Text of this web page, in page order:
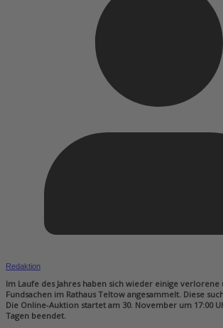
Redaktion
Im Laufe des Jahres haben sich wieder einige
Fundsachen im Rathaus Teltow angesammelt. Diese
Die Online-Auktion startet am 30. November um 17:00
Tagen beendet.